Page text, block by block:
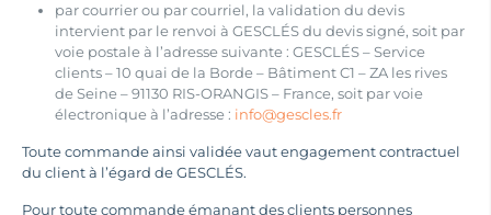
par courrier ou par courriel, la validation du devis
intervient par le renvoi à GESCLÉS du devis signé, soit par
voie postale à l’adresse suivante : GESCLÉS – Service
clients – 10 quai de la Borde – Bâtiment C1 – ZA les rives
de Seine – 91130 RIS-ORANGIS – France, soit par voie
électronique à l’adresse : info@gescles.fr
Toute commande ainsi validée vaut engagement contractuel
du client à l’égard de GESCLÉS.
Pour toute commande émanant des clients personnes